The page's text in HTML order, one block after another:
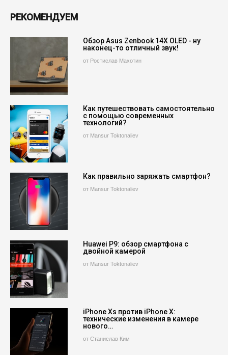
РЕКОМЕНДУЕМ
Обзор Asus Zenbook 14X OLED - ну
наконец-то отличный звук!
от Ростислав Махотин
Как путешествовать самостоятельно
с помощью современных
технологий?
от Mansur Toktonaliev
Как правильно заряжать смартфон?
от Mansur Toktonaliev
Huawei P9: обзор смартфона с
двойной камерой
от Mansur Toktonaliev
iPhone Xs против iPhone X:
технические изменения в камере
нового…
от Станислав Ким